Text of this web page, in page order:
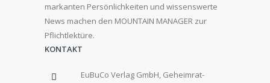
markanten Persönlichkeiten und wissenswerte
News machen den MOUNTAIN MANAGER zur
Pflichtlektüre.
KONTAKT
EuBuCo Verlag GmbH, Geheimrat-